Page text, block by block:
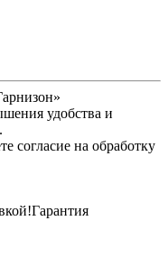
удобства и
согласие на обработку
Гарантия